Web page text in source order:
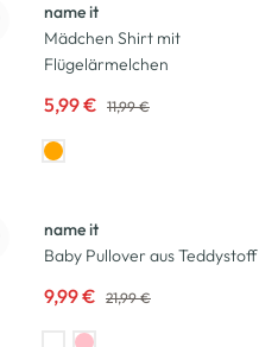
name it
Mädchen Shirt mit
Flügelärmelchen
5,99 € 11,99 €
name it
Baby Pullover aus Teddystoff
9,99 € 21,99 €